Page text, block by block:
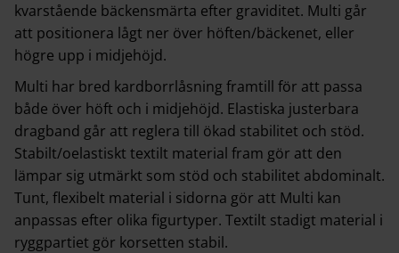
kvarstående bäckensmärta efter graviditet. Multi går
att positionera lågt ner över höften/bäckenet, eller
högre upp i midjehöjd.
Multi har bred kardborrlåsning framtill för att passa
både över höft och i midjehöjd. Elastiska justerbara
dragband går att reglera till ökad stabilitet och stöd.
Stabilt/oelastiskt textilt material fram gör att den
lämpar sig utmärkt som stöd och stabilitet abdominalt.
Tunt, flexibelt material i sidorna gör att Multi kan
anpassas efter olika figurtyper. Textilt stadigt material i
ryggpartiet gör korsetten stabil.